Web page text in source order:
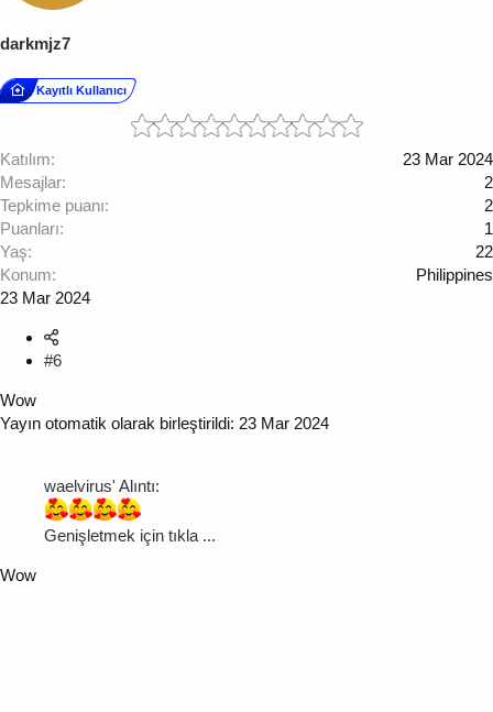
darkmjz7
Kayıtlı Kullanıcı
Katılım
23 Mar 2024
Mesajlar
2
Tepkime puanı
2
Puanları
1
Yaş
22
Konum
Philippines
23 Mar 2024
#6
Wow
Yayın otomatik olarak birleştirildi: 23 Mar 2024
waelvirus' Alıntı:
Genişletmek için tıkla ...
Wow